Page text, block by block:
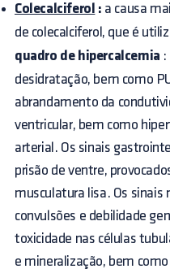
Colecalciferol : a causa
de colecalciferol, que é
quadro de hipercalcemia :
desidratação, bem como
abrandamento da
ventricular, bem como
arterial. Os sinais
prisão de ventre,
musculatura lisa. Os sinais
convulsões e debilidade
toxicidade nas células
e mineralização, bem